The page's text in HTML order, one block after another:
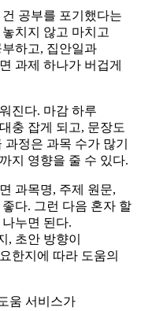
공부를 포기했다는
치지 않고 마치고
하고, 집안일과
과제 하나가 버겁게
진다. 마감 하루
충 잡게 되고, 문장도
정은 과목 수가 많기
지 영향을 줄 수 있다.
과목명, 주제 원문,
다. 그런 다음 혼자 할
누면 된다.
, 초안 방향이
한지에 따라 도움의
움 서비스가